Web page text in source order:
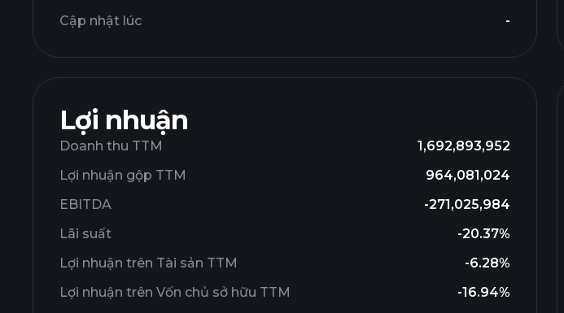
Cập nhật lúc
-
Lợi nhuận
Doanh thu TTM
1,692,893,952
Lợi nhuận gộp TTM
964,081,024
EBITDA
-271,025,984
Lãi suất
-20.37%
Lợi nhuận trên Tài sản TTM
-6.28%
Lợi nhuận trên Vốn chủ sở hữu TTM
-16.94%